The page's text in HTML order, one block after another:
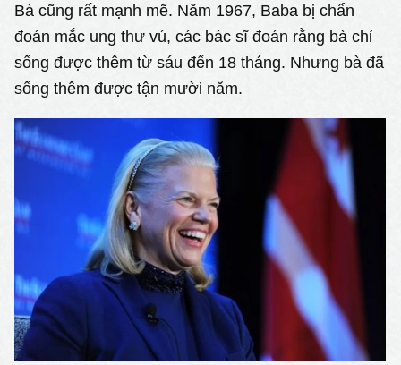
Bà cũng rất mạnh mẽ. Năm 1967, Baba bị chẩn
đoán mắc ung thư vú, các bác sĩ đoán rằng bà chỉ
sống được thêm từ sáu đến 18 tháng. Nhưng bà đã
sống thêm được tận mười năm.